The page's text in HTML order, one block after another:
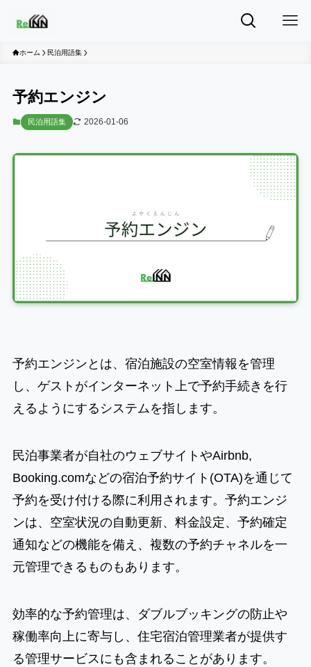
ホーム 民泊用語集
予約エンジン
民泊用語集 2026-01-06
予約エンジンとは、宿泊施設の空室情報を管理
し、ゲストがインターネット上で予約手続きを行
えるようにするシステムを指します。
民泊事業者が自社のウェブサイトやAirbnb,
Booking.comなどの宿泊予約サイト(OTA)を通じて
予約を受け付ける際に利用されます。予約エンジ
ンは、空室状況の自動更新、料金設定、予約確定
通知などの機能を備え、複数の予約チャネルを一
元管理できるものもあります。
効率的な予約管理は、ダブルブッキングの防止や
稼働率向上に寄与し、住宅宿泊管理業者が提供す
る管理サービスにも含まれることがあります。